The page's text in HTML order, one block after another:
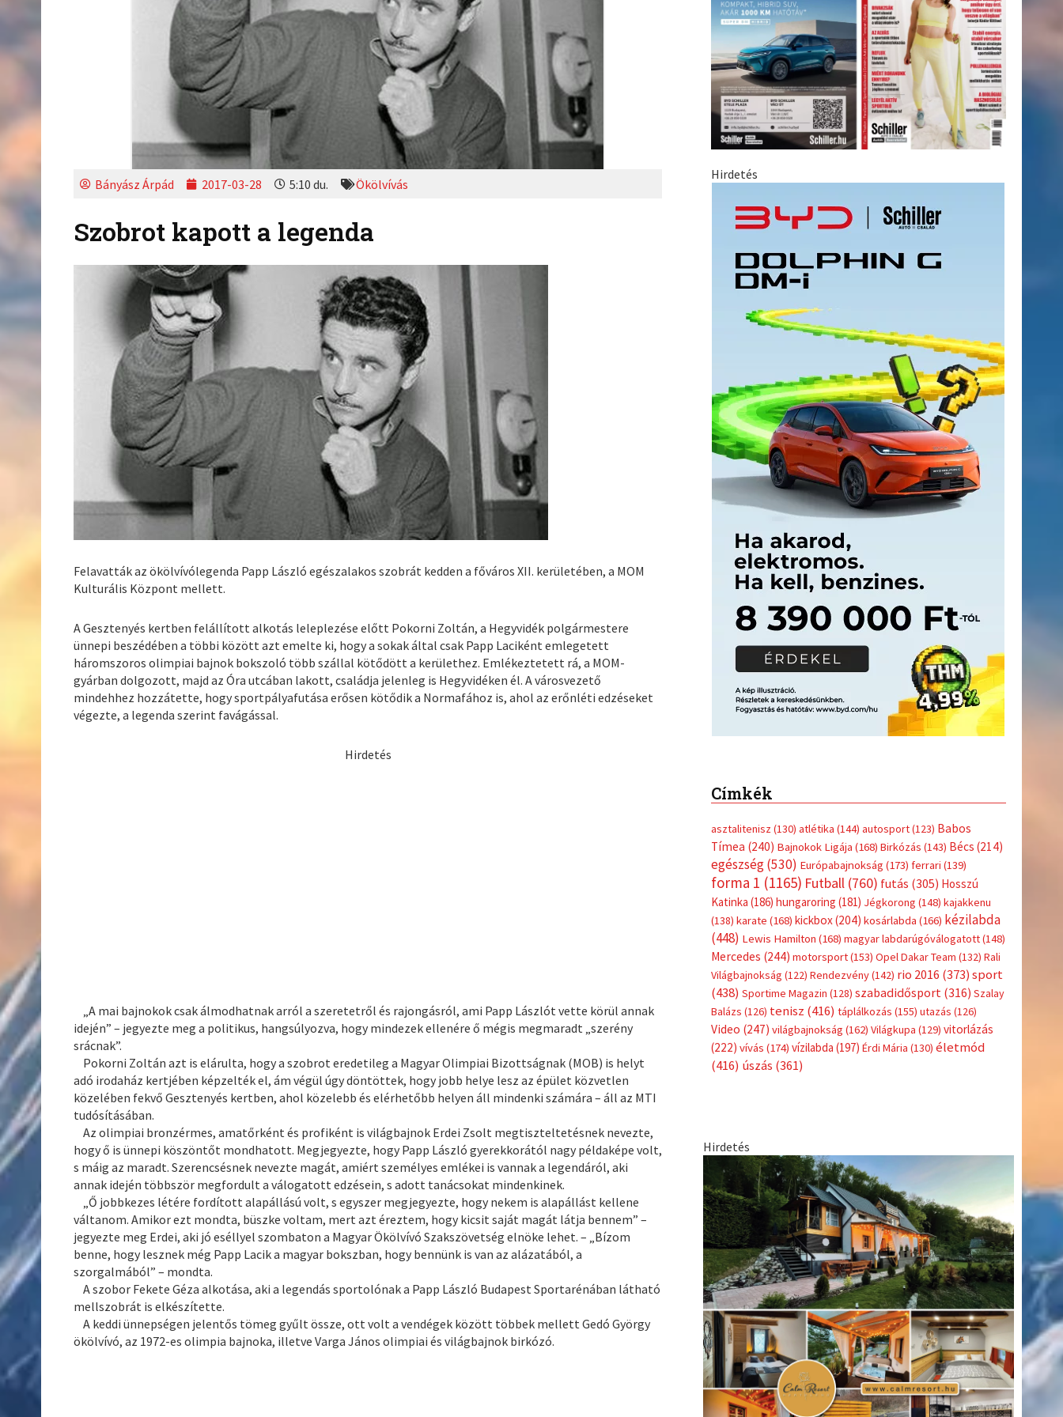
Bányász Árpád 2017-03-28 5:10 du. Ökölvívás
Szobrot kapott a legenda
Felavatták az ökölvívólegenda Papp László egészalakos szobrát kedden a főváros XII. kerületében, a MOM
Kulturális Központ mellett.
A Gesztenyés kertben felállított alkotás leleplezése előtt Pokorni Zoltán, a Hegyvidék polgármestere
ünnepi beszédében a többi között azt emelte ki, hogy a sokak által csak Papp Laciként emlegetett
háromszoros olimpiai bajnok bokszoló több szállal kötődött a kerülethez. Emlékeztetett rá, a MOM-
gyárban dolgozott, majd az Óra utcában lakott, családja jelenleg is Hegyvidéken él. A városvezető
mindehhez hozzátette, hogy sportpályafutása erősen kötődik a Normafához is, ahol az erőnléti edzéseket
végezte, a legenda szerint favágással.
Hirdetés
„A mai bajnokok csak álmodhatnak arról a szeretetről és rajongásról, ami Papp Lászlót vette körül annak
idején” – jegyezte meg a politikus, hangsúlyozva, hogy mindezek ellenére ő mégis megmaradt „szerény
srácnak”.
Pokorni Zoltán azt is elárulta, hogy a szobrot eredetileg a Magyar Olimpiai Bizottságnak (MOB) is helyt
adó irodaház kertjében képzelték el, ám végül úgy döntöttek, hogy jobb helye lesz az épület közvetlen
közelében fekvő Gesztenyés kertben, ahol közelebb és elérhetőbb helyen áll mindenki számára – áll az MTI
tudósításában.
Az olimpiai bronzérmes, amatőrként és profiként is világbajnok Erdei Zsolt megtiszteltetésnek nevezte,
hogy ő is ünnepi köszöntőt mondhatott. Megjegyezte, hogy Papp László gyerekkorától nagy példaképe volt,
s máig az maradt. Szerencsésnek nevezte magát, amiért személyes emlékei is vannak a legendáról, aki
annak idején többször megfordult a válogatott edzésein, s adott tanácsokat mindenkinek.
„Ő jobbkezes létére fordított alapállású volt, s egyszer megjegyezte, hogy nekem is alapállást kellene
váltanom. Amikor ezt mondta, büszke voltam, mert azt éreztem, hogy kicsit saját magát látja bennem” –
jegyezte meg Erdei, aki jó eséllyel szombaton a Magyar Ökölvívó Szakszövetség elnöke lehet. – „Bízom
benne, hogy lesznek még Papp Lacik a magyar bokszban, hogy bennünk is van az alázatából, a
szorgalmából” – mondta.
A szobor Fekete Géza alkotása, aki a legendás sportolónak a Papp László Budapest Sportarénában látható
mellszobrát is elkészítette.
A keddi ünnepségen jelentős tömeg gyűlt össze, ott volt a vendégek között többek mellett Gedó György
ökölvívó, az 1972-es olimpia bajnoka, illetve Varga János olimpiai és világbajnok birkózó.
Hirdetés
Címkék
asztalitenisz (130) atlétika (144) autosport(123) Babos
Tímea (240) Bajnokok Ligája (168) Birkózás (143) Bécs (214)
egészség(530) Európabajnokság (173) ferrari (139)
forma 1 (1165) Futball(760) futás (305) Hosszú
Katinka (186) hungaroring (181) Jégkorong (148) kajakkenu
(138) karate (168) kickbox(204) kosárlabda (166) kézilabda
(448) Lewis Hamilton (168) magyar labdarúgóválogatott(148)
Mercedes (244) motorsport(153) Opel Dakar Team (132) Rali
Világbajnokság (122) Rendezvény(142) rio 2016 (373) sport
(438) Sportime Magazin (128) szabadidősport (316) Szalay
Balázs (126) tenisz (416) táplálkozás (155) utazás (126)
Video (247) világbajnokság (162) Világkupa (129) vitorlázás
(222) vívás (174) vízilabda (197) Érdi Mária (130) életmód
(416) úszás (361)
Hirdetés